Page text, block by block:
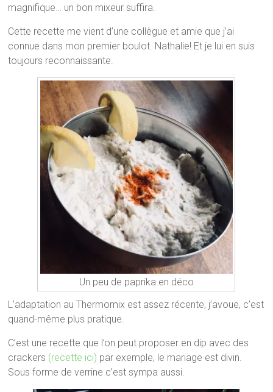
magnifique… un bon mixeur suffira.
Cette recette me vient d’une collègue et amie que j’ai
connue dans mon premier boulot. Nathalie! Et je lui en suis
toujours reconnaissante.
Un peu de paprika en déco
L’adaptation au Thermomix est assez récente, j’avoue, c’est
quand-même plus pratique.
C’est une recette que l’on peut proposer en dip avec des
crackers (recette ici) par exemple, le mariage est divin.
Sous forme de verrine c’est sympa aussi.